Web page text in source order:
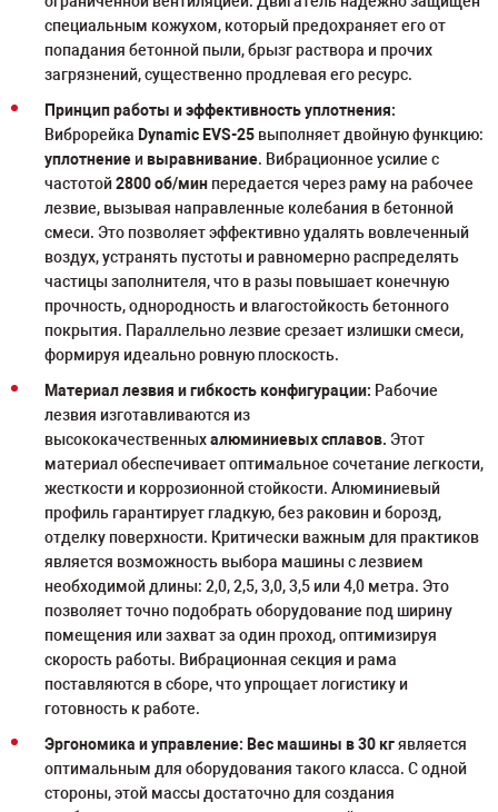
специальным кожухом, который предохраняет его от
попадания бетонной пыли, брызг раствора и прочих
загрязнений, существенно продлевая его ресурс.
Принцип работы и эффективность уплотнения:
Виброрейка Dynamic EVS-25 выполняет двойную функцию:
уплотнение ивыравнивание. Вибрационное усилие с
частотой2800 об/мин передается через раму на рабочее
лезвие, вызывая направленные колебания в бетонной
смеси. Это позволяет эффективно удалять вовлеченный
воздух, устранять пустоты и равномерно распределять
частицы заполнителя, что в разы повышает конечную
прочность, однородность и влагостойкость бетонного
покрытия. Параллельно лезвие срезает излишки смеси,
формируя идеально ровную плоскость.
Материал лезвия и гибкость конфигурации: Рабочие
лезвия изготавливаются из
высококачественныхалюминиевых сплавов. Этот
материал обеспечивает оптимальное сочетание легкости,
жесткости и коррозионной стойкости. Алюминиевый
профиль гарантирует гладкую, без раковин и борозд,
отделку поверхности. Критически важным для практиков
является возможность выбора машины с лезвием
необходимой длины: 2,0, 2,5, 3,0, 3,5 или 4,0 метра. Это
позволяет точно подобрать оборудование под ширину
помещения или захват за один проход, оптимизируя
скорость работы. Вибрационная секция и рама
поставляются в сборе, что упрощает логистику и
готовность к работе.
Эргономика и управление: Вес машины в 30 кгявляется
оптимальным для оборудования такого класса. С одной
стороны, этой массы достаточно для создания